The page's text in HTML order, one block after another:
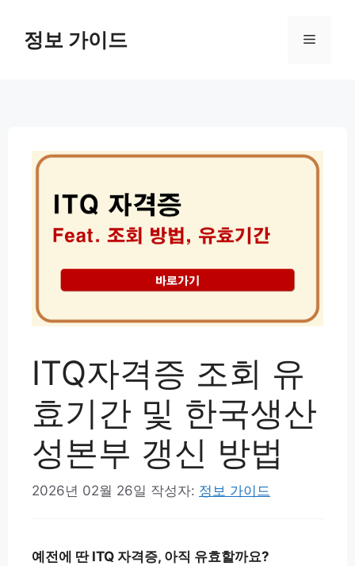
정보 가이드 메
ITQ자격증 조회 유
효기간 및 한국생산
성본부 갱신 방법
2026년 02월 26일 작성자: 정보 가이드
예전에 딴 ITQ 자격증, 아직 유효할까요?